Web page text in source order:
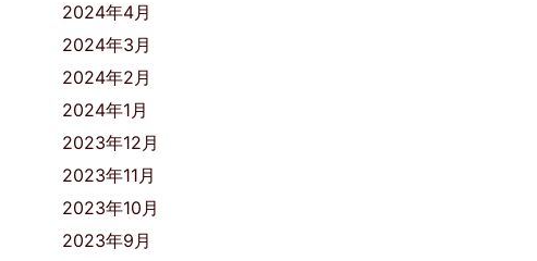
2024年4月
2024年3月
2024年2月
2024年1月
2023年12月
2023年11月
2023年10月
2023年9月